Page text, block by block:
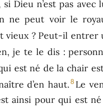
Dieu n’est pas avec
ne peut voir le
vieux ? Peut-il entrer
je te le dis :
est né de la chair
d’en haut.8 Le
ainsi pour qui est